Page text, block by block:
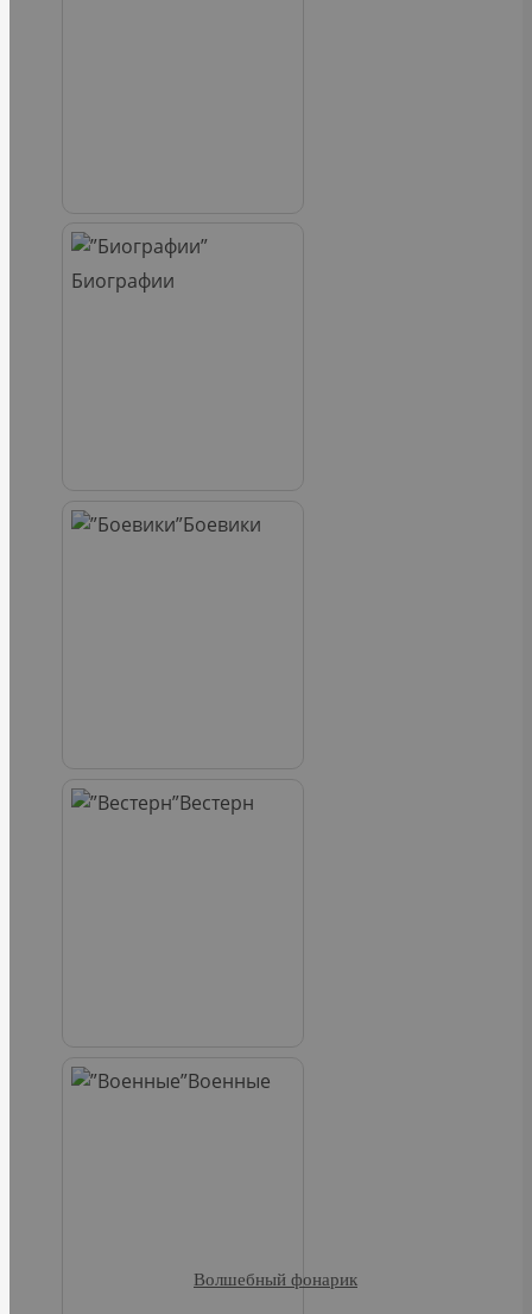
Биографии
Боевики
Вестерн
Военные
Волшебный фонарик